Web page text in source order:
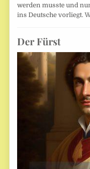
werden musste und
ins Deutsche vorliegt.
Der Fürst